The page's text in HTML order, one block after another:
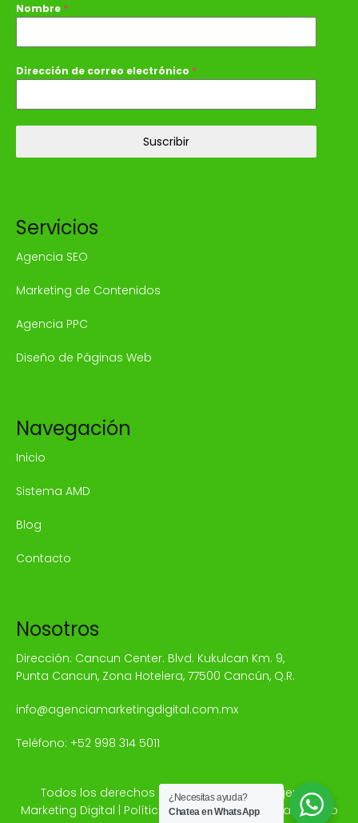
Nombre *
Dirección de correo electrónico *
Suscribir
Servicios
Agencia SEO
Marketing de Contenidos
Agencia PPC
Diseño de Páginas Web
Navegación
Inicio
Sistema AMD
Blog
Contacto
Nosotros
Dirección: Cancun Center. Blvd. Kukulcan Km. 9,
Punta Cancun, Zona Hotelera, 77500 Cancún, Q.R.
info@agenciamarketingdigital.com.mx
Teléfono: +52 998 314 5011
Todos los derechos reservados © 2025 Agencia
Marketing Digital | Política de Privacidad|Mapa del sitio
¿Necesitas ayuda?
Chatea en WhatsApp